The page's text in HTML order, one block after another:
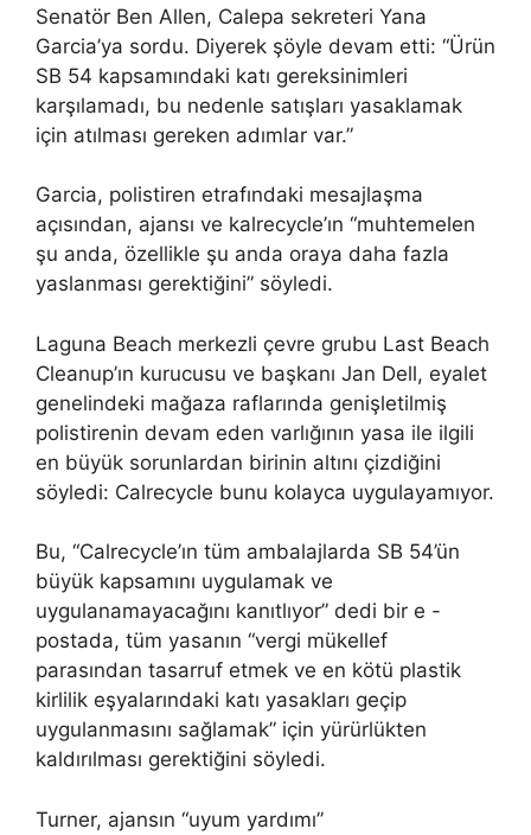
Senatör Ben Allen, Calepa sekreteri Yana
Garcia’ya sordu. Diyerek şöyle devam etti: “Ürün
SB 54 kapsamındaki katı gereksinimleri
karşılamadı, bu nedenle satışları yasaklamak
için atılması gereken adımlar var.”
Garcia, polistiren etrafındaki mesajlaşma
açısından, ajansı ve kalrecycle’ın “muhtemelen
şu anda, özellikle şu anda oraya daha fazla
yaslanması gerektiğini” söyledi.
Laguna Beach merkezli çevre grubu Last Beach
Cleanup’ın kurucusu ve başkanı Jan Dell, eyalet
genelindeki mağaza raflarında genişletilmiş
polistirenin devam eden varlığının yasa ile ilgili
en büyük sorunlardan birinin altını çizdiğini
söyledi: Calrecycle bunu kolayca uygulayamıyor.
Bu, “Calrecycle’ın tüm ambalajlarda SB 54’ün
büyük kapsamını uygulamak ve
uygulanamayacağını kanıtlıyor” dedi bir e -
postada, tüm yasanın “vergi mükellef
parasından tasarruf etmek ve en kötü plastik
kirlilik eşyalarındaki katı yasakları geçip
uygulanmasını sağlamak” için yürürlükten
kaldırılması gerektiğini söyledi.
Turner, ajansın “uyum yardımı”